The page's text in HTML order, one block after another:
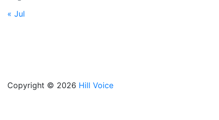
« Jul
Copyright © 2026 Hill Voice